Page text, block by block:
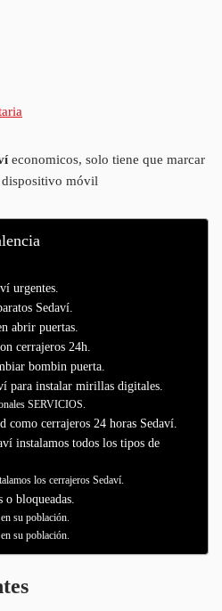
economicos, solo tiene que marcar
dispositivo móvil
urgentes.
Sedaví.
abrir puertas.
cerrajeros 24h.
bombin puerta.
para instalar mirillas digitales.
SERVICIOS.
como cerrajeros 24 horas Sedaví.
instalamos todos los tipos de
los cerrajeros Sedaví.
o bloqueadas.
su población.
su población.